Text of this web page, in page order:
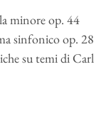
minore op. 44
sinfonico op. 28
su temi di Carl